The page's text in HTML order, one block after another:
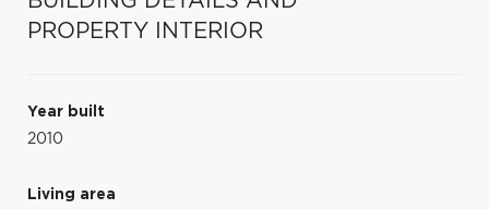
PROPERTY INTERIOR
Year built
2010
Living area